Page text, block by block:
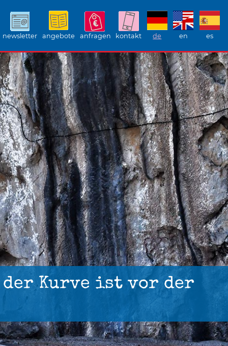
newsletter angebote anfragen kontakt de en es
Kurve ist vor der